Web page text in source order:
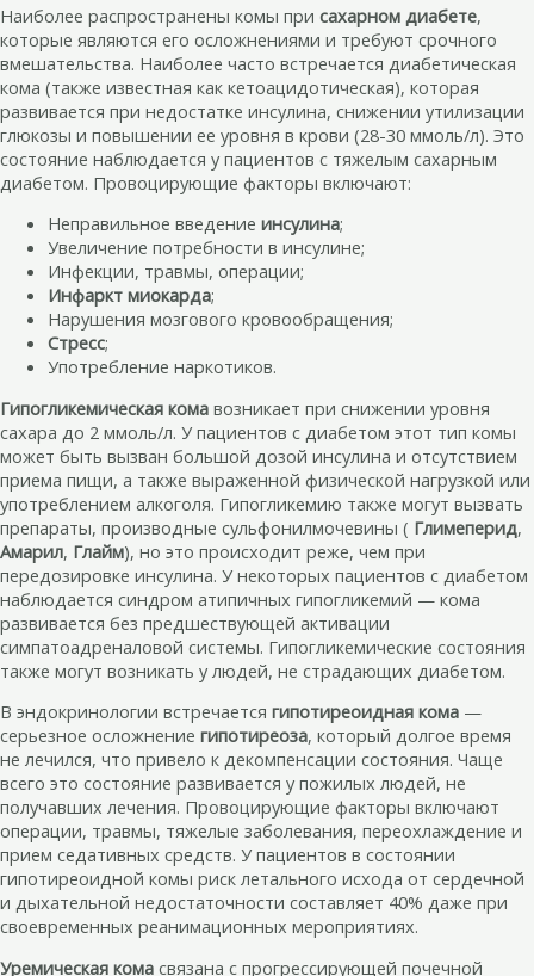
Наиболее распространены комы при сахарном диабете,
которые являются его осложнениями и требуют срочного
вмешательства. Наиболее часто встречается диабетическая
кома (также известная как кетоацидотическая), которая
развивается при недостатке инсулина, снижении утилизации
глюкозы и повышении ее уровня в крови (28-30 ммоль/л). Это
состояние наблюдается у пациентов с тяжелым сахарным
диабетом. Провоцирующие факторы включают:
Неправильное введение инсулина;
Увеличение потребности в инсулине;
Инфекции, травмы, операции;
Инфаркт миокарда;
Нарушения мозгового кровообращения;
Стресс;
Употребление наркотиков.
Гипогликемическая кома возникает при снижении уровня
сахара до 2 ммоль/л. У пациентов с диабетом этот тип комы
может быть вызван большой дозой инсулина и отсутствием
приема пищи, а также выраженной физической нагрузкой или
употреблением алкоголя. Гипогликемию также могут вызвать
препараты, производные сульфонилмочевины ( Глимеперид,
Амарил, Глайм), но это происходит реже, чем при
передозировке инсулина. У некоторых пациентов с диабетом
наблюдается синдром атипичных гипогликемий — кома
развивается без предшествующей активации
симпатоадреналовой системы. Гипогликемические состояния
также могут возникать у людей, не страдающих диабетом.
В эндокринологии встречается гипотиреоидная кома —
серьезное осложнение гипотиреоза, который долгое время
не лечился, что привело к декомпенсации состояния. Чаще
всего это состояние развивается у пожилых людей, не
получавших лечения. Провоцирующие факторы включают
операции, травмы, тяжелые заболевания, переохлаждение и
прием седативных средств. У пациентов в состоянии
гипотиреоидной комы риск летального исхода от сердечной
и дыхательной недостаточности составляет 40% даже при
своевременных реанимационных мероприятиях.
Уремическая кома связана с прогрессирующей почечной